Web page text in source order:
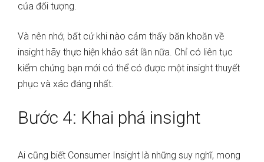
của đối tượng.
Và nên nhớ, bất cứ khi nào cảm thấy băn khoăn về
insight hãy thực hiện khảo sát lần nữa. Chỉ có liên tục
kiểm chứng bạn mới có thể có được một insight thuyết
phục và xác đáng nhất.
Bước 4: Khai phá insight
Ai cũng biết Consumer Insight là những suy nghĩ, mong